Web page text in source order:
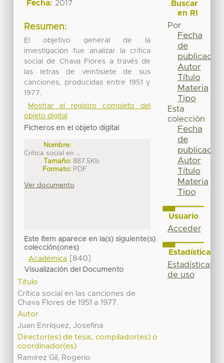
Fecha: 2017
Resumen:
El objetivo general de la
investigación fue analizar la crítica
social de Chava Flores a través de
las letras de veintisiete de sus
canciones, producidas entre 1951 y
1977.
Mostrar el registro completo del
objeto digital
Ficheros en el objeto digital
Nombre:
Crítica social en ...
Tamaño: 887.5Kb
Formato: PDF
Ver documento
Este ítem aparece en la(s) siguiente(s)
colección(ones)
Académica[840]
Visualización del Documento
Título
Crítica social en las canciones de
Chava Flores de 1951 a 1977.
Autor
Juan Enríquez, Josefina
Director(es) de tesis, compilador(es) o
coordinador(es)
Ramírez Gil, Rogerio
Buscar
en RI
Por
Fecha
de
publicación
Autor
Título
Materia
Tipo
Esta
colección
Fecha
de
publicación
Autor
Título
Materia
Tipo
Usuario
Acceder
Estadísticas
Estadísticas
de uso